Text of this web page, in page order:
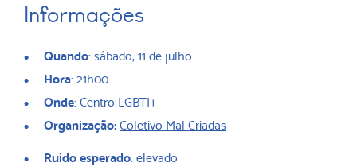
Informações
Quando: sábado, 11 de julho
Hora: 21h00
Onde: Centro LGBTI+
Organização: Coletivo Mal Criadas
Ruído esperado: elevado